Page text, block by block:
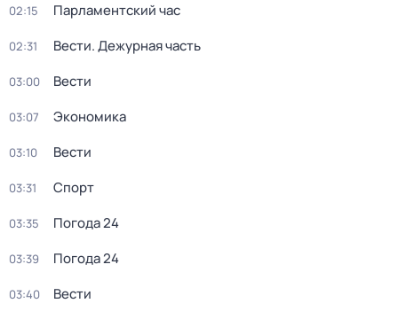
02:15 Парламентский час
02:31 Вести. Дежурная часть
03:00 Вести
03:07 Экономика
03:10 Вести
03:31 Спорт
03:35 Погода 24
03:39 Погода 24
03:40 Вести